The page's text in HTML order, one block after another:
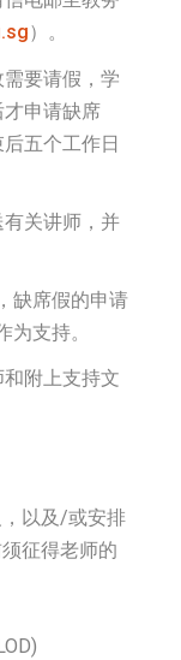
）。
要请假，学
申请缺席
五个工作日
关讲师，并
缺席假的申请
支持。
附上支持文
以及/或安排
征得老师的